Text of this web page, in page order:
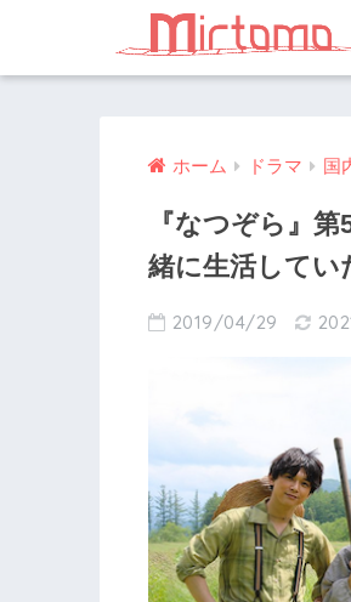
ホーム ドラマ 国
『なつぞら』
緒に生活してい
2019/04/29